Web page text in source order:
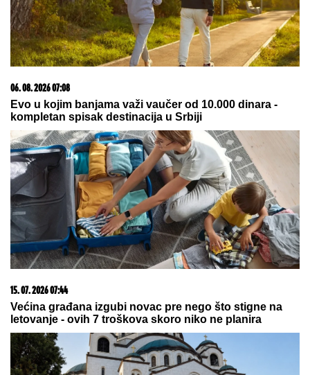
06. 08. 2026 07:08
Evo u kojim banjama važi vaučer od 10.000 dinara -
kompletan spisak destinacija u Srbiji
15. 07. 2026 07:44
Većina građana izgubi novac pre nego što stigne na
letovanje - ovih 7 troškova skoro niko ne planira